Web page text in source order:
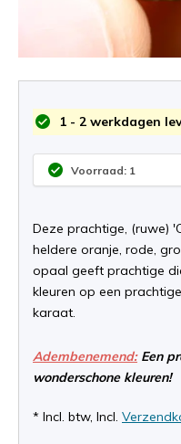
1 - 2 werkdagen
Voorraad: 1
Deze prachtige, (ruwe)
heldere oranje, rode,
opaal geeft prachtige
kleuren op een
karaat.
Adembenemend:Een
wonderschone kleuren!
* Incl. btw, Incl.